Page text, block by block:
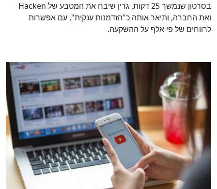
בסרטון שנמשך 25 דקות, גרין שיבח את המטבע של Hacken
ואת החברה, ותיאר אותה כ"הזדמנות ענקית", עם אפשרות
לרווחים של פי אלף על ההשקעה.